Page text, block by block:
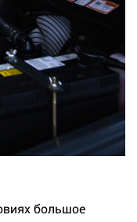
большое